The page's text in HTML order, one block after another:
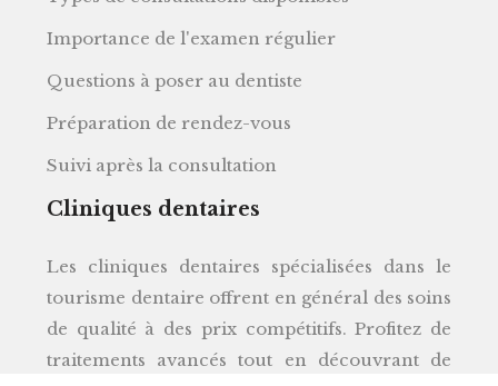
Importance de l'examen régulier
Questions à poser au dentiste
Préparation de rendez-vous
Suivi après la consultation
Cliniques dentaires
Les cliniques dentaires spécialisées dans le
tourisme dentaire offrent en général des soins
de qualité à des prix compétitifs. Profitez de
traitements avancés tout en découvrant de